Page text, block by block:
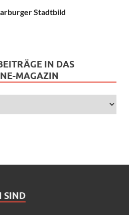
Stadtbild
IN DAS
MAGAZIN
SIND